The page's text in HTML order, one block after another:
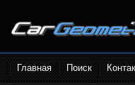
Размеры кузова
Контрольные точки и
размеры. Геометрия
Главная Поиск